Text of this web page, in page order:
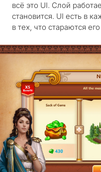
всё это UI. Слой
становится. UI есть в
в тех, что стараются